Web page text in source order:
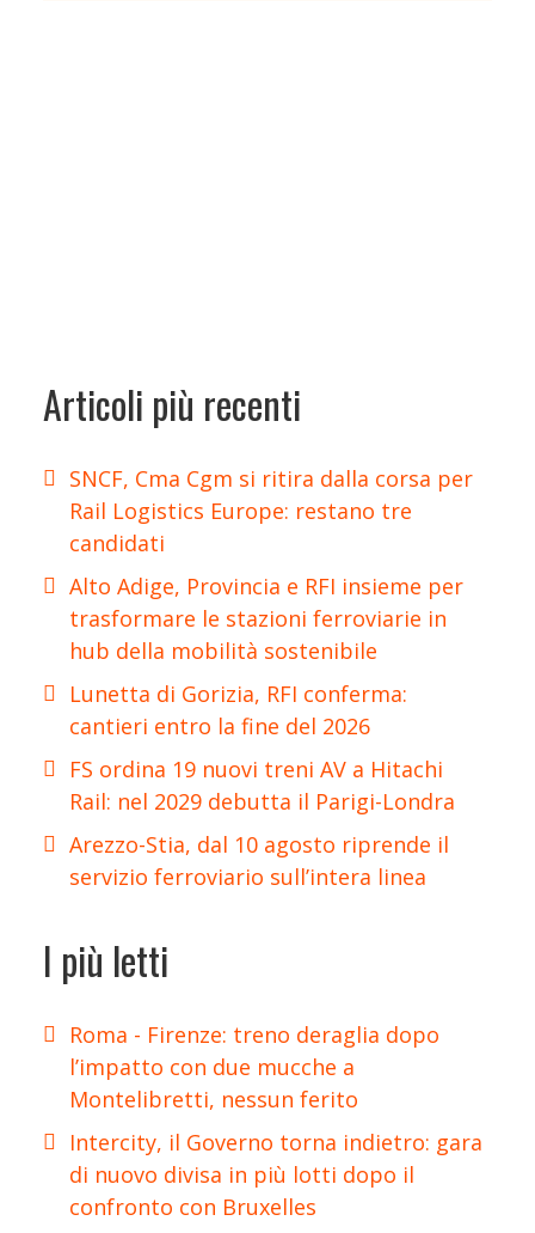
Articoli più recenti
SNCF, Cma Cgm si ritira dalla corsa per
Rail Logistics Europe: restano tre
candidati
Alto Adige, Provincia e RFI insieme per
trasformare le stazioni ferroviarie in
hub della mobilità sostenibile
Lunetta di Gorizia, RFI conferma:
cantieri entro la fine del 2026
FS ordina 19 nuovi treni AV a Hitachi
Rail: nel 2029 debutta il Parigi-Londra
Arezzo-Stia, dal 10 agosto riprende il
servizio ferroviario sull’intera linea
I più letti
Roma - Firenze: treno deraglia dopo
l’impatto con due mucche a
Montelibretti, nessun ferito
Intercity, il Governo torna indietro: gara
di nuovo divisa in più lotti dopo il
confronto con Bruxelles